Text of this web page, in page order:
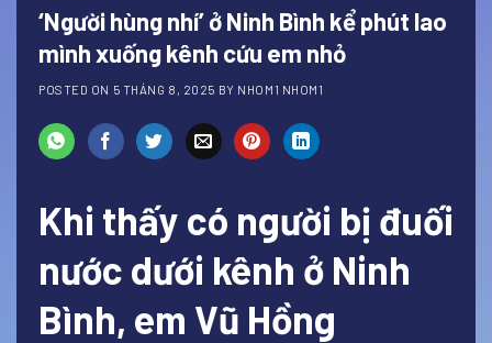
‘Người hùng nhí’ ở Ninh Bình kể phút lao
mình xuống kênh cứu em nhỏ
POSTED ON 5 THÁNG 8, 2025 BY NHOM1 NHOM1
Khi thấy có người bị đuối
nước dưới kênh ở Ninh
Bình, em Vũ Hồng